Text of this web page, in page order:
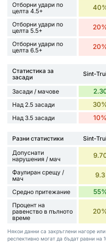
Отборни удари по
целта 4.5+
Отборни удари по
целта 5.5+
Отборни удари по
целта 6.5+
Статистика за
засади
Sint-
Засади / мачове
Над 2.5 засади
Над 3.5 засади 10%
Разни статистики Sint-
Допуснати
нарушения / мач
Фаулиран срещу /
мач
9.3
Средно притежание
Процент на
равенство в пълното
време
Някои данни са закръглени нагоре
респективно могат да бъдат равни на